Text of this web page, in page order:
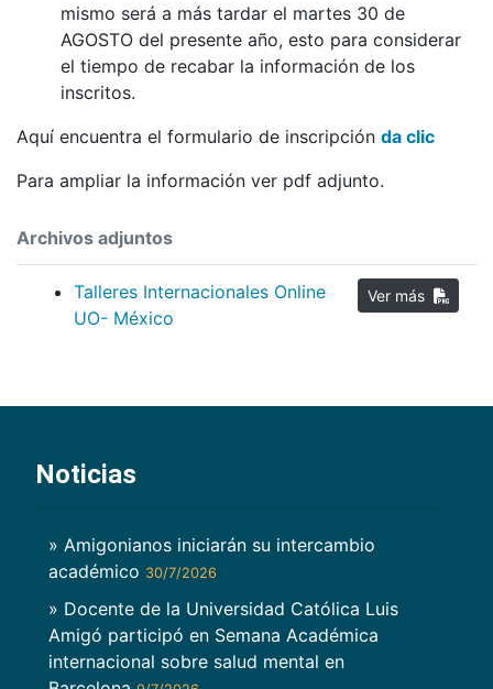
mismo será a más tardar el martes 30 de
AGOSTO del presente año, esto para considerar
el tiempo de recabar la información de los
inscritos.
Aquí encuentra el formulario de inscripción da clic
Para ampliar la información ver pdf adjunto.
Archivos adjuntos
Talleres Internacionales Online
UO- México
Noticias
» Amigonianos iniciarán su intercambio
académico 30/7/2026
» Docente de la Universidad Católica Luis
Amigó participó en Semana Académica
internacional sobre salud mental en